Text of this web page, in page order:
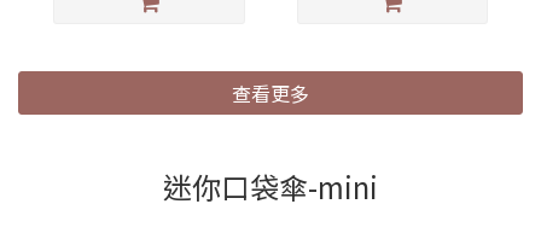
查看更多
迷你口袋傘-mini